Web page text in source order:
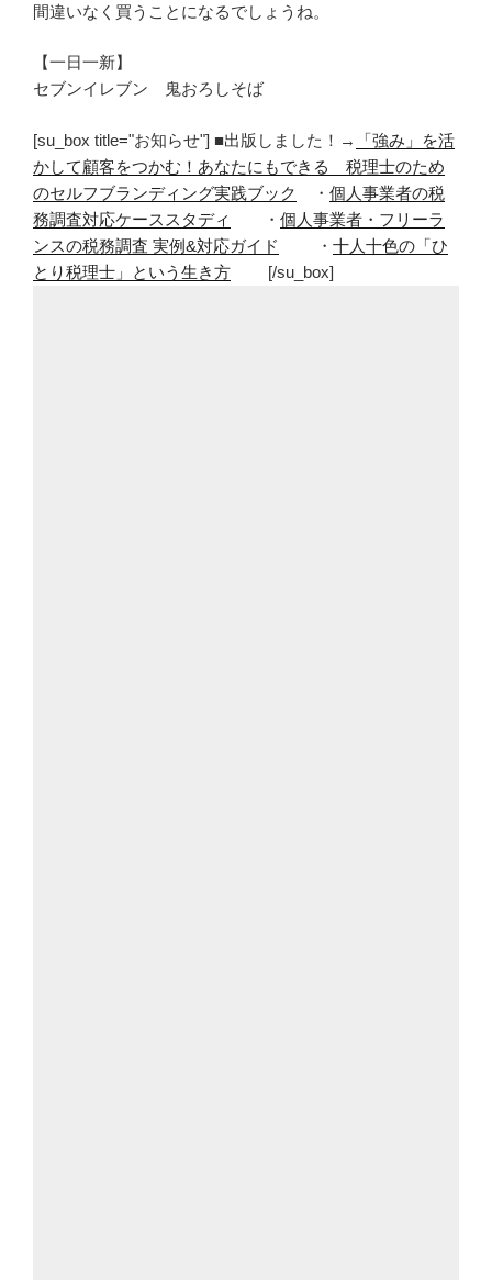
間違いなく買うことになるでしょうね。
【一日一新】
セブンイレブン 鬼おろしそば
[su_box title="お知らせ"] ■出版しました！→
「強み」を活
かして顧客をつかむ！あなたにもできる 税理士のため
のセルフブランディング実践ブック
・ 個人事業者の税
務調査対応ケーススタディ
・ 個人事業者・フリーラ
ンスの税務調査 実例&対応ガイド
・ 十人十色の「ひ
とり税理士」という生き方 [/su_box]